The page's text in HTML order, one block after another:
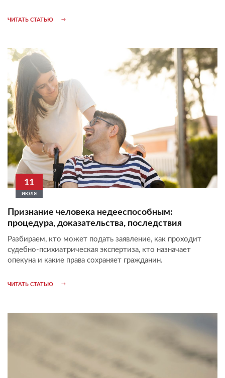
ЧИТАТЬ СТАТЬЮ
11
ИЮЛЯ
Признание человека недееспособным:
процедура, доказательства, последствия
Разбираем, кто может подать заявление, как проходит
судебно-психиатрическая экспертиза, кто назначает
опекуна и какие права сохраняет гражданин.
ЧИТАТЬ СТАТЬЮ